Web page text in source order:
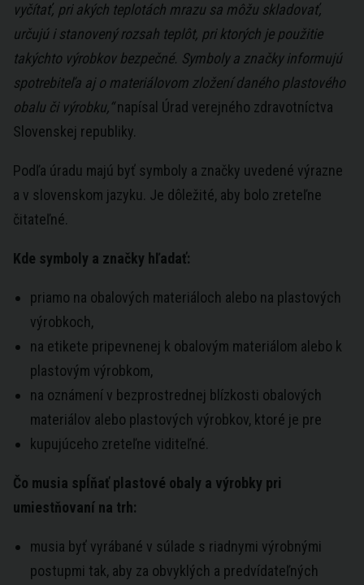
vyčítať, pri akých teplotách mrazu sa môžu skladovať,
určujú i stanovený rozsah teplôt, pri ktorých je použitie
takýchto výrobkov bezpečné. Symboly a značky informujú
spotrebiteľa aj o materiálovom zložení daného plastového
obalu či výrobku,“napísal Úrad verejného zdravotníctva
Slovenskej republiky.
Podľa úradu majú byť symboly a značky uvedené výrazne
a v slovenskom jazyku. Je dôležité, aby bolo zreteľne
čitateľné.
Kde symboly a značky hľadať:
priamo na obalových materiáloch alebo na plastových
výrobkoch,
na etikete pripevnenej k obalovým materiálom alebo k
plastovým výrobkom,
na oznámení v bezprostrednej blízkosti obalových
materiálov alebo plastových výrobkov, ktoré je pre
kupujúceho zreteľne viditeľné.
Čo musia spĺňať plastové obaly a výrobky pri
umiestňovaní na trh:
musia byť vyrábané v súlade s riadnymi výrobnými
postupmi tak, aby za obvyklých a predvídateľných